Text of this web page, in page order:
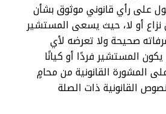
على رأي قانوني موثوق بشأن
أو لا، حيث يسعى المستشير
صحيحة ولا تعرضه لأي
المستشير فردًا أو كيانًا
المشورة القانونية من محامٍ
القانونية ذات الصلة